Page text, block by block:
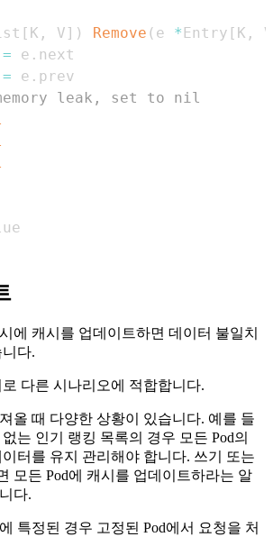
[ K , V ] ) Remove ( e * Entry [ K ,
V
= e .
= e .
leak, set to nil
에 캐시를 업데이트하면 데이터 불일치
다.
다른 시나리오에 적합합니다.
올 때 다양한 상황이 있습니다. 예를 들
는 인기 랭킹 목록의 경우 모든 Pod의
터를 유지 관리해야 합니다. 쓰기 또는
모든 Pod에 캐시를 업데이트하라는 알
다.
특정된 경우 고정된 Pod에서 요청을 처